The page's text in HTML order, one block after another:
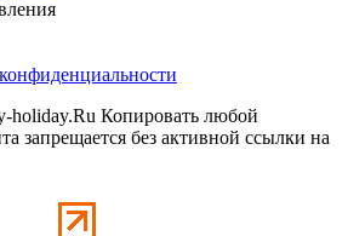
holiday.Ru Копировать любой
запрещается без активной ссылки на